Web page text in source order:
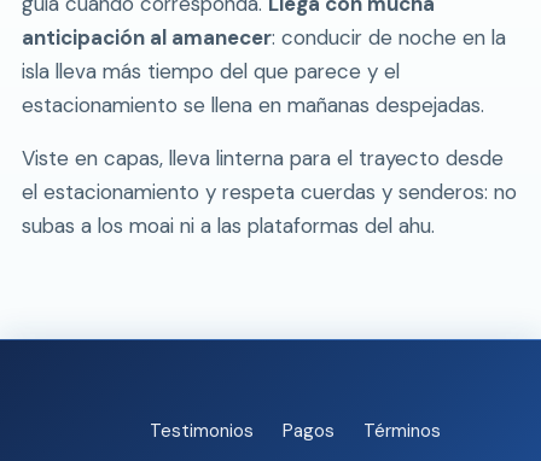
anticipación al amanecer: conducir de noche en la
isla lleva más tiempo del que parece y el
estacionamiento se llena en mañanas despejadas.
Viste en capas, lleva linterna para el trayecto desde
el estacionamiento y respeta cuerdas y senderos: no
subas a los moai ni a las plataformas del ahu.
Testimonios Pagos Términos